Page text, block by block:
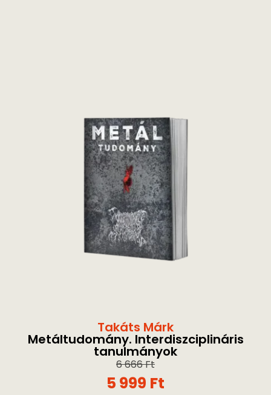
Takáts Márk
Metáltudomány. Interdiszciplináris
tanulmányok
6 666Ft
5 999 Ft